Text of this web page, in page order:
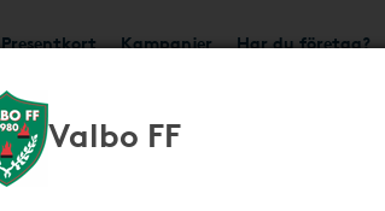
Presentkort Kampanjer Har du företag?
Valbo FF
Ger 5%